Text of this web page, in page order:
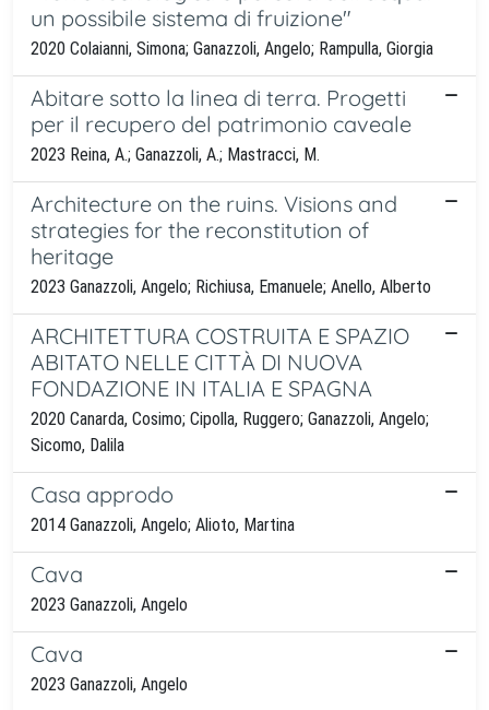
un possibile sistema di fruizione"
2020 Colaianni, Simona; Ganazzoli, Angelo; Rampulla, Giorgia
Abitare sotto la linea di terra. Progetti
per il recupero del patrimonio caveale
2023 Reina, A.; Ganazzoli, A.; Mastracci, M.
Architecture on the ruins. Visions and
strategies for the reconstitution of
heritage
2023 Ganazzoli, Angelo; Richiusa, Emanuele; Anello, Alberto
ARCHITETTURA COSTRUITA E SPAZIO
ABITATO NELLE CITTÀ DI NUOVA
FONDAZIONE IN ITALIA E SPAGNA
2020 Canarda, Cosimo; Cipolla, Ruggero; Ganazzoli, Angelo;
Sicomo, Dalila
Casa approdo
2014 Ganazzoli, Angelo; Alioto, Martina
Cava
2023 Ganazzoli, Angelo
Cava
2023 Ganazzoli, Angelo